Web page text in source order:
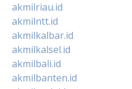
akmilriau.id
akmilntt.id
akmilkalbar.id
akmilkalsel.id
akmilbali.id
akmilbanten.id